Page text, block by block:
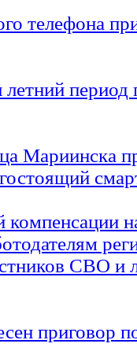
телефона
летний период
Мариинска
компенсации
СВО и
приговор